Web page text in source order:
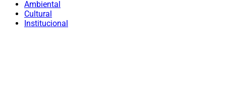
Ambiental
Cultural
Institucional